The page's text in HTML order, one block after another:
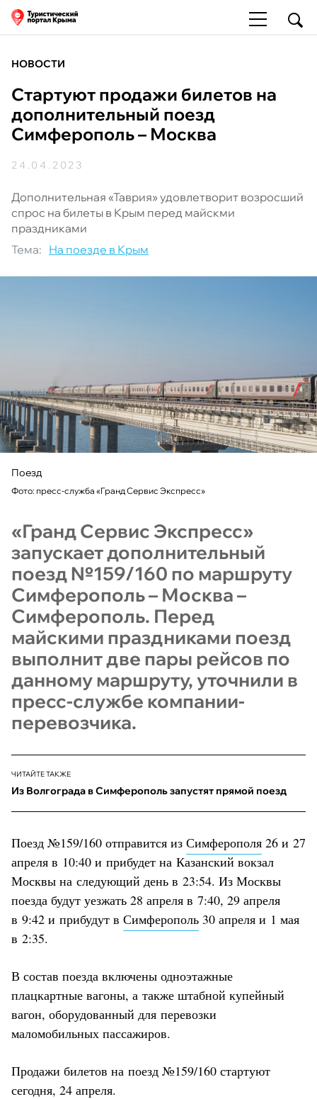
НОВОСТИ
Стартуют продажи билетов на
дополнительный поезд
Симферополь – Москва
24.04.2023
Дополнительная «Таврия» удовлетворит возросший
спрос на билеты в Крым перед майскми
праздниками
Тема: На поезде в Крым
Поезд
Фото: пресс-служба «Гранд Сервис Экспресс»
«Гранд Сервис Экспресс»
запускает дополнительный
поезд №159/160 по маршруту
Симферополь – Москва –
Симферополь. Перед
майскими праздниками поезд
выполнит две пары рейсов по
данному маршруту, уточнили в
пресс-службе компании-
перевозчика.
ЧИТАЙТЕ ТАКЖЕ
Из Волгограда в Симферополь запустят прямой поезд
Поезд №159/160 отправится из Симферополя 26 и 27
апреля в 10:40 и прибудет на Казанский вокзал
Москвы на следующий день в 23:54. Из Москвы
поезда будут уезжать 28 апреля в 7:40, 29 апреля
в 9:42 и прибудут в Симферополь 30 апреля и 1 мая
в 2:35.
В состав поезда включены одноэтажные
плацкартные вагоны, а также штабной купейный
вагон, оборудованный для перевозки
маломобильных пассажиров.
Продажи билетов на поезд №159/160 стартуют
сегодня, 24 апреля.